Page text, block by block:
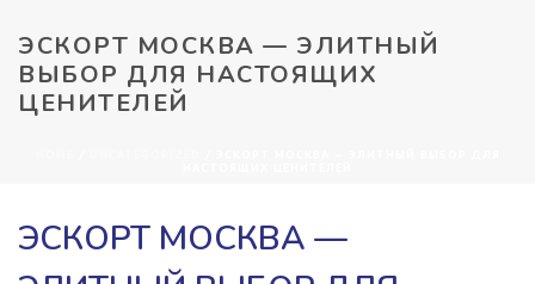
ЭСКОРТ МОСКВА — ЭЛИТНЫЙ
ВЫБОР ДЛЯ НАСТОЯЩИХ
ЦЕНИТЕЛЕЙ
ЭСКОРТ МОСКВА —